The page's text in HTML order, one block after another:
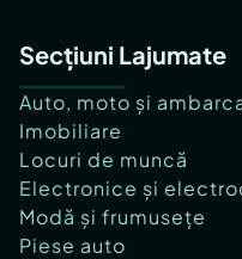
Secțiuni Lajumate
Auto, moto și
Imobiliare
Locuri de muncă
Electronice și
Modă și frumusețe
Piese auto